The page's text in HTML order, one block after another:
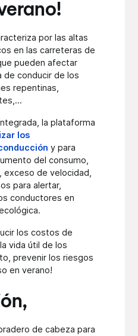
por las altas
en las carreteras de
pueden afectar
de conducir de los
repentinas,
la plataforma
los
y para
del consumo,
de velocidad,
para alertar,
conductores en
los costos de
vida útil de los
prevenir los riesgos
en verano!
de cabeza para